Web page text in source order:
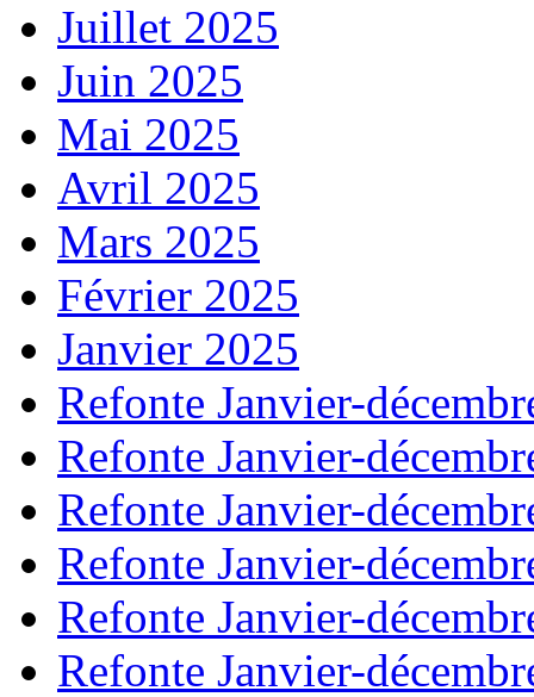
Juillet 2025
Juin 2025
Mai 2025
Avril 2025
Mars 2025
Février 2025
Janvier 2025
Refonte Janvier-
Refonte Janvier-
Refonte Janvier-
Refonte Janvier-
Refonte Janvier-
Refonte Janvier-